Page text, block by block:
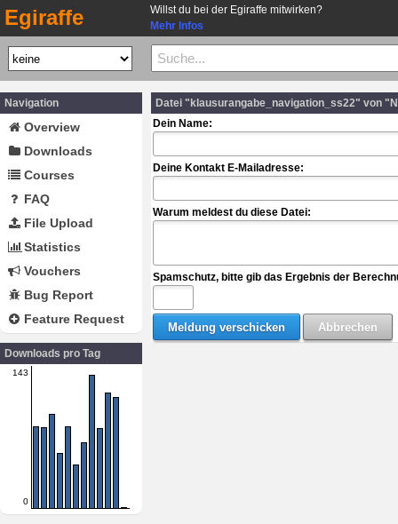
Egiraffe
Willst du bei der Egiraffe mitwirken?
Mehr Infos
Navigation
Overview
Downloads
Courses
FAQ
File Upload
Statistics
Vouchers
Bug Report
Feature Request
Downloads pro Tag
143
0
Datei "klausurangabe_navigation_ss22" von
Dein Name:
Deine Kontakt E-Mailadresse:
Warum meldest du diese Datei:
Spamschutz, bitte gib das Ergebnis der